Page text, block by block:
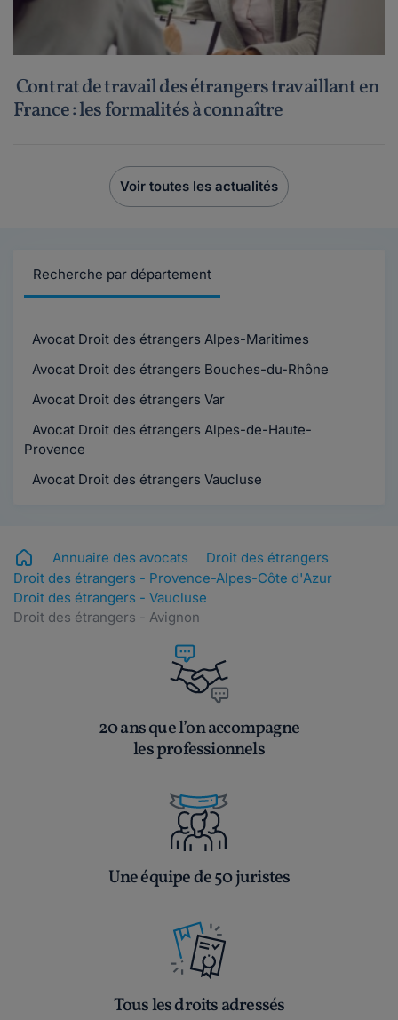
Contrat de travail des étrangers travaillant en
France : les formalités à connaître
Voir toutes les actualités
Recherche par département
Avocat Droit des étrangers Alpes-Maritimes
Avocat Droit des étrangers Bouches-du-Rhône
Avocat Droit des étrangers Var
Avocat Droit des étrangers Alpes-de-Haute-
Provence
Avocat Droit des étrangers Vaucluse
Annuaire des avocats
Droit des étrangers
Droit des étrangers - Provence-Alpes-Côte d'Azur
Droit des étrangers - Vaucluse
Droit des étrangers - Avignon
20 ans que l’on accompagne
les professionnels
Une équipe de 50 juristes
Tous les droits adressés